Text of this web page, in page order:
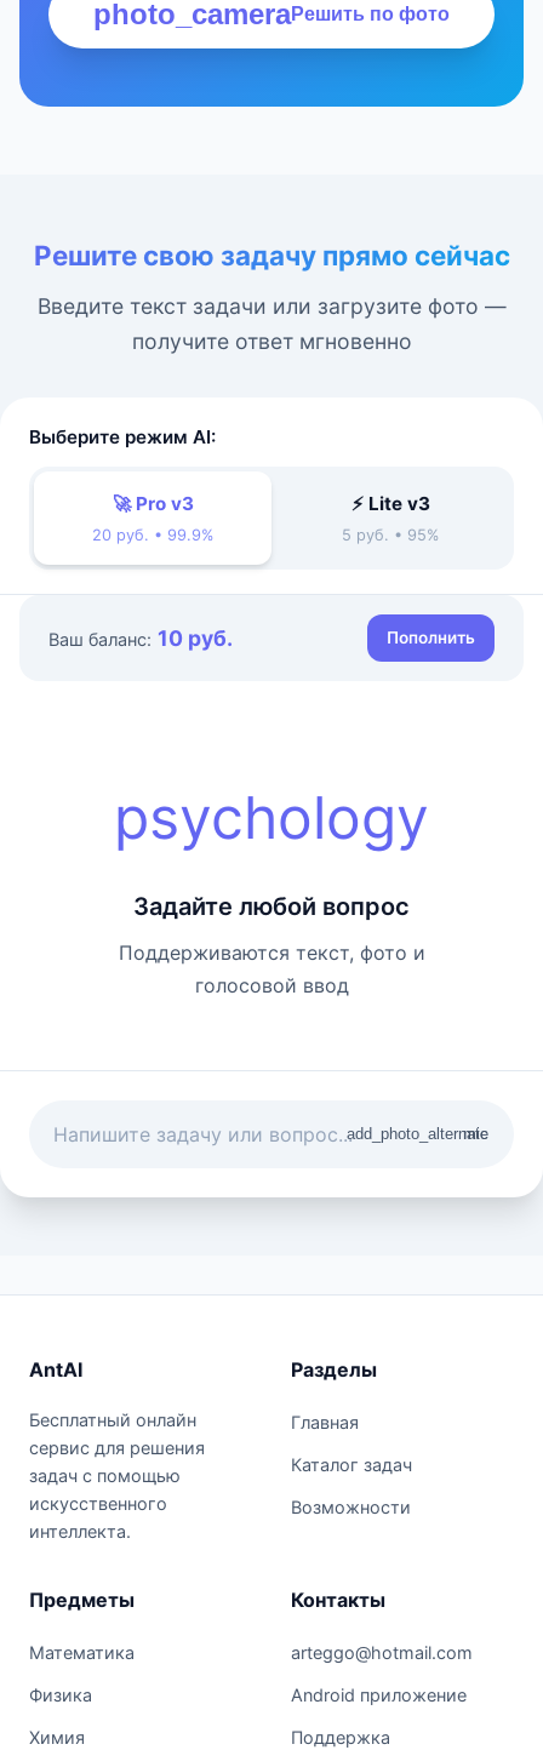
photo_cameraРешить по фото
Решите свою задачу прямо сейчас
Введите текст задачи или загрузите фото —
получите ответ мгновенно
Выберите режим AI:
🚀 Pro v3
20 руб. • 99.9%
⚡ Lite v3
5 руб. • 95%
Ваш баланс: 10 руб. Пополнить
psychology
Задайте любой вопрос
Поддерживаются текст, фото и
голосовой ввод
add_photo_alternate
mic
AntAI
Бесплатный онлайн
сервис для решения
задач с помощью
искусственного
интеллекта.
Разделы
Главная
Каталог задач
Возможности
Предметы
Математика
Физика
Химия
Контакты
arteggo@hotmail.com
Android приложение
Поддержка